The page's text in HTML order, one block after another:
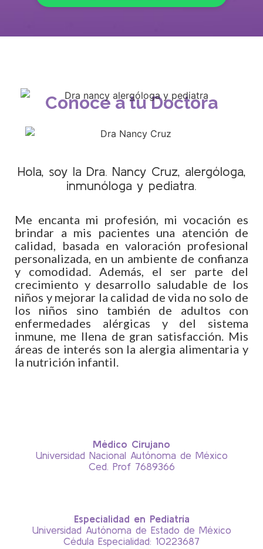
Conoce a tu Doctora
Hola, soy la Dra. Nancy Cruz, alergóloga,
inmunóloga y pediatra.
Me encanta mi profesión, mi vocación es
brindar a mis pacientes una atención de
calidad, basada en valoración profesional
personalizada, en un ambiente de confianza
y comodidad. Además, el ser parte del
crecimiento y desarrollo saludable de los
niños y mejorar la calidad de vida no solo de
los niños sino también de adultos con
enfermedades alérgicas y del sistema
inmune, me llena de gran satisfacción. Mis
áreas de interés son la alergia alimentaria y
la nutrición infantil.
Médico Cirujano
Universidad Nacional Autónoma de México
Ced. Prof 7689366
Especialidad en Pediatría
Universidad Autónoma de Estado de México
Cédula Especialidad: 10223687